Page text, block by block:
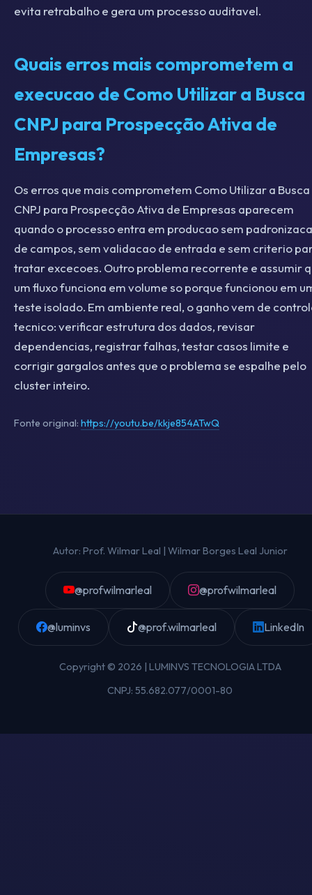
evita retrabalho e gera um processo auditavel.
Quais erros mais comprometem a
execucao de Como Utilizar a Busca
CNPJ para Prospecção Ativa de
Empresas?
Os erros que mais comprometem Como Utilizar a Busca
CNPJ para Prospecção Ativa de Empresas aparecem
quando o processo entra em producao sem
de campos, sem validacao de entrada e sem criterio
tratar excecoes. Outro problema recorrente e assumir
um fluxo funciona em volume so porque funcionou em
teste isolado. Em ambiente real, o ganho vem de
tecnico: verificar estrutura dos dados, revisar
dependencias, registrar falhas, testar casos limite e
corrigir gargalos antes que o problema se espalhe pelo
cluster inteiro.
Fonte original: https://youtu.be/kkje854ATwQ
Autor: Prof. Wilmar Leal | Wilmar Borges Leal Junior
@profwilmarleal @profwilmarleal
@luminvs @prof.wilmarleal LinkedIn
Copyright © 2026 | LUMINVS TECNOLOGIA LTDA
CNPJ: 55.682.077/0001-80